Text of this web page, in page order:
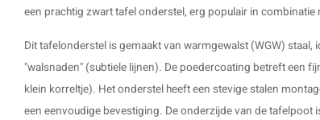
een prachtig zwart tafel onderstel, erg populair in combinatie
Dit tafelonderstel is gemaakt van warmgewalst (WGW)
"walsnaden" (subtiele lijnen). De poedercoating betreft een
klein korreltje). Het onderstel heeft een stevige stalen
een eenvoudige bevestiging. De onderzijde van de tafelpoot